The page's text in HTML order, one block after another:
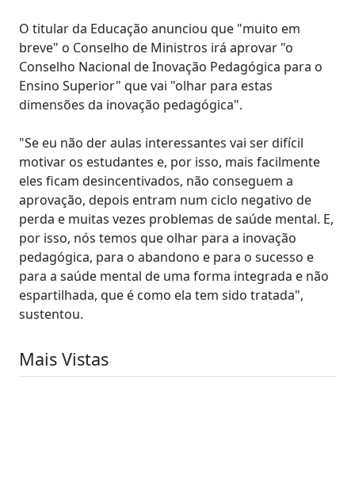
O titular da Educação anunciou que "muito em
breve" o Conselho de Ministros irá aprovar "o
Conselho Nacional de Inovação Pedagógica para o
Ensino Superior" que vai "olhar para estas
dimensões da inovação pedagógica".
"Se eu não der aulas interessantes vai ser difícil
motivar os estudantes e, por isso, mais facilmente
eles ficam desincentivados, não conseguem a
aprovação, depois entram num ciclo negativo de
perda e muitas vezes problemas de saúde mental. E,
por isso, nós temos que olhar para a inovação
pedagógica, para o abandono e para o sucesso e
para a saúde mental de uma forma integrada e não
espartilhada, que é como ela tem sido tratada",
sustentou.
Mais Vistas